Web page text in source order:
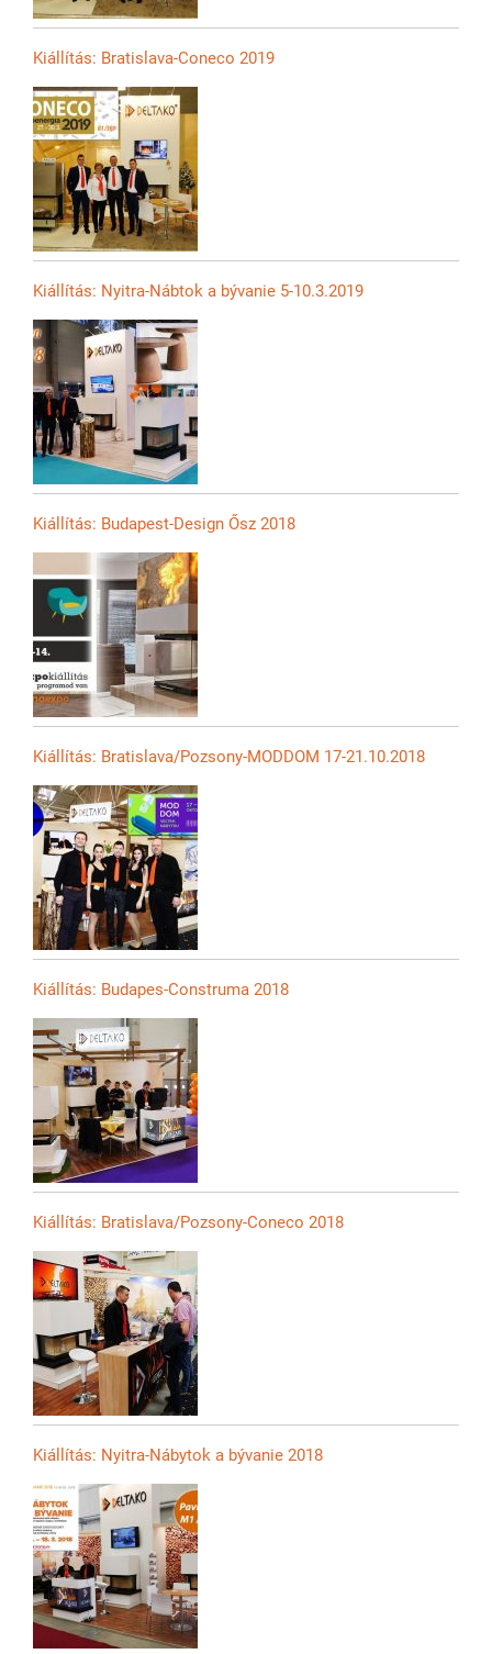
Kiállítás: Bratislava-Coneco 2019
Kiállítás: Nyitra-Nábtok a bývanie 5-10.3.2019
Kiállítás: Budapest-Design Ősz 2018
Kiállítás: Bratislava/Pozsony-MODDOM 17-21.10.2018
Kiállítás: Budapes-Construma 2018
Kiállítás: Bratislava/Pozsony-Coneco 2018
Kiállítás: Nyitra-Nábytok a bývanie 2018